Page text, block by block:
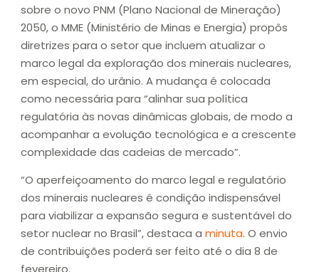
sobre o novo PNM (Plano Nacional de Mineração)
2050, o MME (Ministério de Minas e Energia) propôs
diretrizes para o setor que incluem atualizar o
marco legal da exploração dos minerais nucleares,
em especial, do urânio. A mudança é colocada
como necessária para “alinhar sua política
regulatória às novas dinâmicas globais, de modo a
acompanhar a evolução tecnológica e a crescente
complexidade das cadeias de mercado”.
“O aperfeiçoamento do marco legal e regulatório
dos minerais nucleares é condição indispensável
para viabilizar a expansão segura e sustentável do
setor nuclear no Brasil”, destaca a minuta. O envio
de contribuições poderá ser feito até o dia 8 de
fevereiro.